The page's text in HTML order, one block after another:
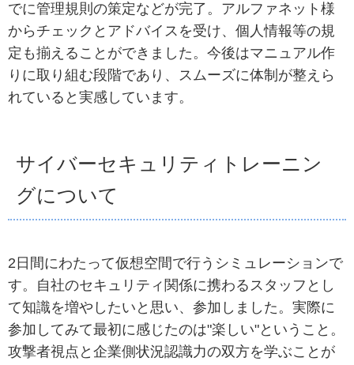
でに管理規則の策定などが完了。アルファネット様
からチェックとアドバイスを受け、個人情報等の規
定も揃えることができました。今後はマニュアル作
りに取り組む段階であり、スムーズに体制が整えら
れていると実感しています。
サイバーセキュリティトレーニン
グについて
2日間にわたって仮想空間で行うシミュレーションで
す。自社のセキュリティ関係に携わるスタッフとし
て知識を増やしたいと思い、参加しました。実際に
参加してみて最初に感じたのは"楽しい"ということ。
攻撃者視点と企業側状況認識力の双方を学ぶことが